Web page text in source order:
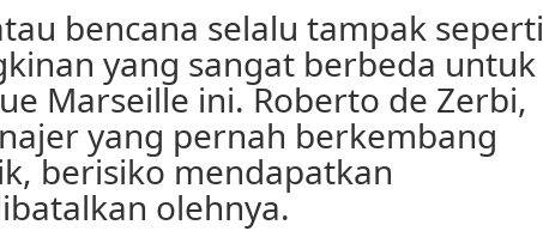
bencana selalu tampak seperti
yang sangat berbeda untuk
Marseille ini. Roberto de Zerbi,
yang pernah berkembang
berisiko mendapatkan
olehnya.